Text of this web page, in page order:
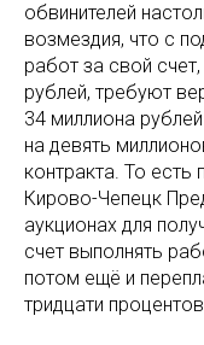
обвинителей
возмездия, что с
работ за свой
рублей, требуют
34 миллиона
на девять
контракта. То есть
Кирово-Чепецк
аукционах для
счет выполнять
потом ещё и
тридцати